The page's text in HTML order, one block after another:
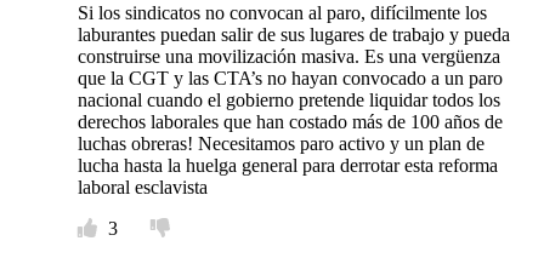
Si los sindicatos no convocan al paro, difícilmente los
laburantes puedan salir de sus lugares de trabajo y pueda
construirse una movilización masiva. Es una vergüenza
que la CGT y las CTA’s no hayan convocado a un paro
nacional cuando el gobierno pretende liquidar todos los
derechos laborales que han costado más de 100 años de
luchas obreras! Necesitamos paro activo y un plan de
lucha hasta la huelga general para derrotar esta reforma
laboral esclavista
3